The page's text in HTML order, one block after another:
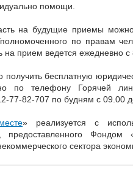
помощи.
на будущие приемы
по правам
на прием ведется ежедневно
бесплатную
телефону Горячей
77-82-707 по будням с 09.00
» реализуется с
предоставленного Фондом
сектора